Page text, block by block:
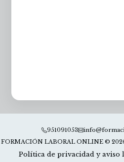
951091053
FORMACIÓN LABORAL ONLINE ©
Política de privacidad y aviso